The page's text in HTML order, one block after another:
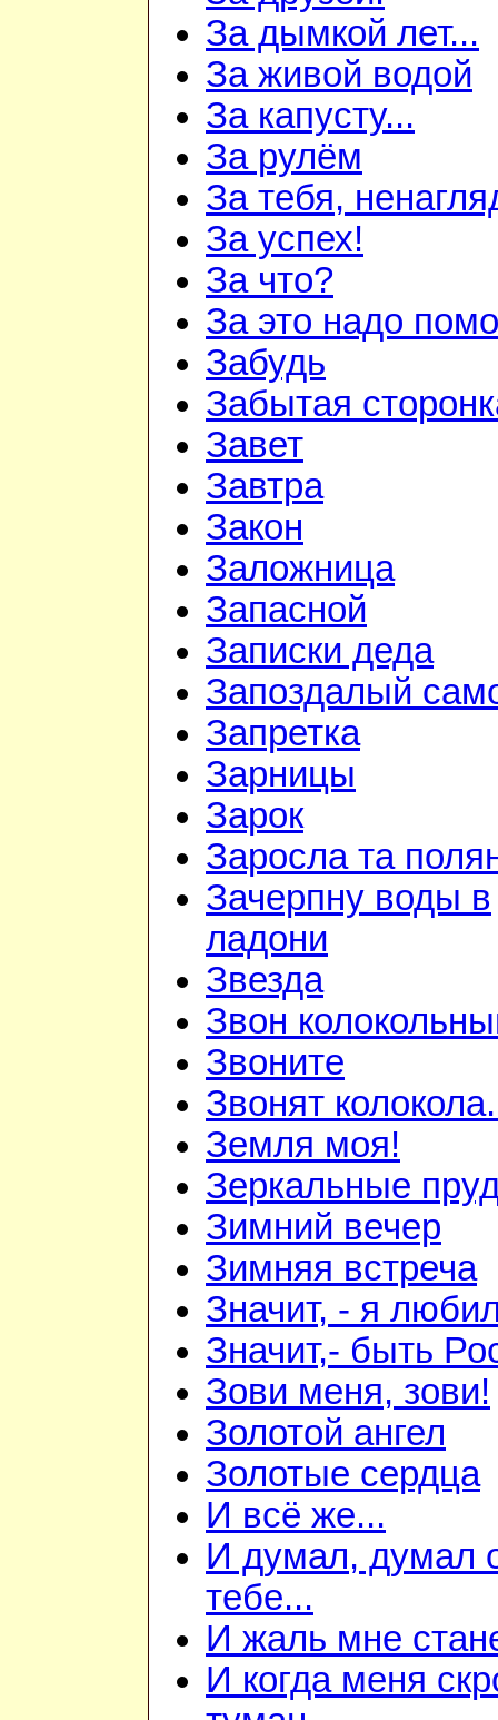
За дымкой лет...
За живой водой
За капусту...
За рулём
За тебя,
За успех!
За что?
За это надо
Забудь
Забытая
Завет
Завтра
Закон
Заложница
Запасной
Записки деда
Запоздалый
Запретка
Зарницы
Зарок
Заросла та
Зачерпну воды в
ладони
Звезда
Звон
Звоните
Звонят
Земля моя!
Зеркальные
Зимний вечер
Зимняя встреча
Значит, - я
Значит,- быть
Зови меня, зови!
Золотой ангел
Золотые сердца
И всё же...
И думал, думал
тебе...
И жаль мне
И когда меня